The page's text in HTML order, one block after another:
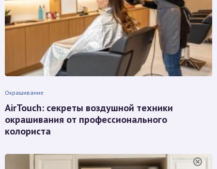
Окрашивание
AirTouch: секреты воздушной техники
окрашивания от профессионального
колориста